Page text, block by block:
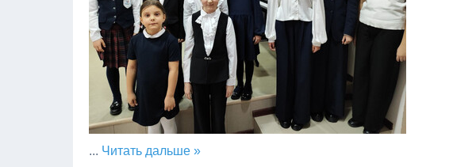
... Читать дальше »